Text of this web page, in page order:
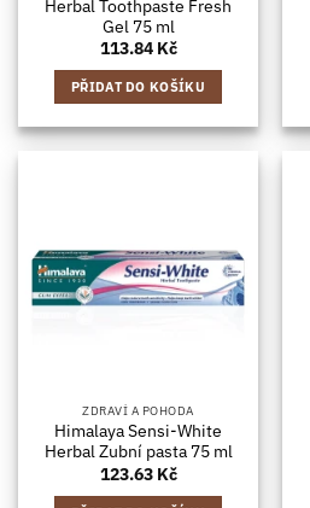
Herbal Toothpaste Fresh
Gel 75 ml
113.84 Kč
PŘIDAT DO KOŠÍKU
ZDRAVÍ A POHODA
Himalaya Sensi-White
Herbal Zubní pasta 75 ml
123.63 Kč